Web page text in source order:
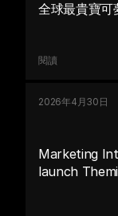
全球最貴寶可
閱讀
2026年4月30日
Marketing
launch